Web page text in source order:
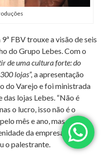
FBV trouxe a visão de seis
do Grupo Lebes. Com o
de uma cultura forte: do
lojas”, a apresentação
do Varejo e foi ministrada
lojas Lebes. “Não é
o lucro, isso não é o
mês e ano, mas
da empresa, para
o palestrante.